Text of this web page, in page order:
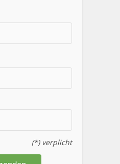
(*) verplicht